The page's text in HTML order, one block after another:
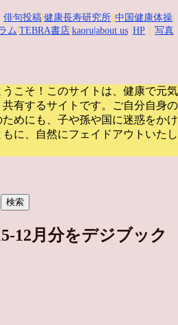
俳句投稿 健康長寿研究所 中国健康体操
ム TEBRA書店 kaoru |about us HP
写真
こそ！このサイトは、健康で元気
有するサイトです。
ご自分自身の
めにも、子や孫や国に迷惑をかけ
に、自然にフェイドアウトいたし
12月分をデジブック